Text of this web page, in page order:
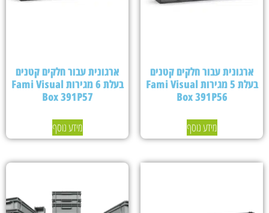
ארגונית עבור חלקים קטנים
בעלת 5 מגירות Fami Visual
Box 391P56
מידע נוסף
ארגונית עבור חלקים קטנים
בעלת 6 מגירות Fami Visual
Box 391P57
מידע נוסף